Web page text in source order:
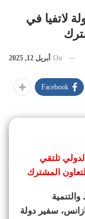
لاتفيا في
On أبريل 12, 2025
Facebook
تلتقي
المشترك
سفير دولة